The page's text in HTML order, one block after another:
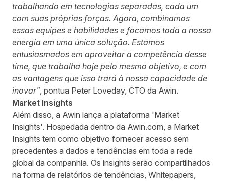
trabalhando em tecnologias separadas, cada um
com suas próprias forças. Agora, combinamos
essas equipes e habilidades e focamos toda a nossa
energia em uma única solução. Estamos
entusiasmados em aproveitar a competência desse
time, que trabalha hoje pelo mesmo objetivo, e com
as vantagens que isso trará à nossa capacidade de
inovar", pontua Peter Loveday, CTO da Awin.
Market Insights
Além disso, a Awin lança a plataforma 'Market
Insights'. Hospedada dentro da Awin.com, a Market
Insights tem como objetivo fornecer acesso sem
precedentes a dados e tendências em toda a rede
global da companhia. Os insights serão compartilhados
na forma de relatórios de tendências, Whitepapers,